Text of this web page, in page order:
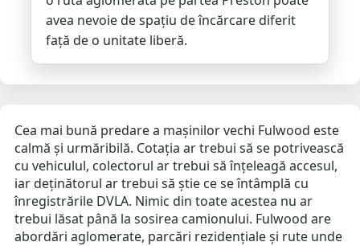
avea nevoie de spațiu de încărcare diferit
față de o unitate liberă.
Cea mai bună predare a mașinilor vechi Fulwood este
calmă și urmăribilă. Cotația ar trebui să se potrivească
cu vehiculul, colectorul ar trebui să înțeleagă accesul,
iar deținătorul ar trebui să știe ce se întâmplă cu
înregistrările DVLA. Nimic din toate acestea nu ar
trebui lăsat până la sosirea camionului. Fulwood are
abordări aglomerate, parcări rezidențiale și rute unde